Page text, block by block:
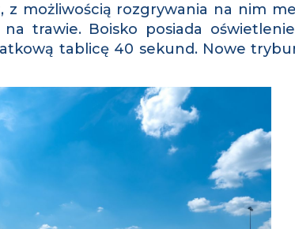
z możliwością rozgrywania na nim
trawie. Boisko posiada
tablicę 40 sekund. Nowe